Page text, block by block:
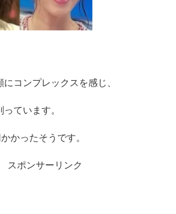
コンプレックスを感じ、
ています。
かったそうです。
スポンサーリンク